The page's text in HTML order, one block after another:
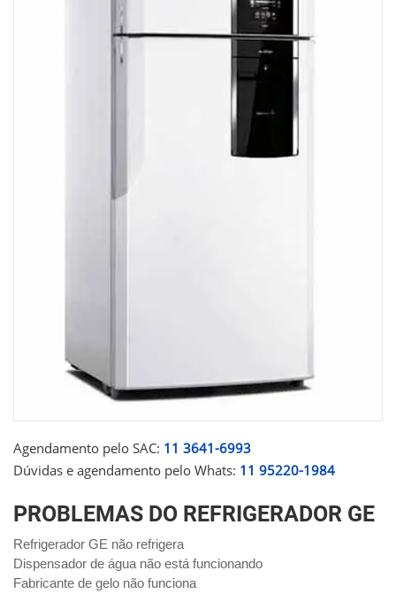
Agendamento pelo SAC: 11 3641-6993
Dúvidas e agendamento pelo Whats: 11 95220-1984
PROBLEMAS DO REFRIGERADOR GE
Refrigerador GE não refrigera
Dispensador de água não está funcionando
Fabricante de gelo não funciona